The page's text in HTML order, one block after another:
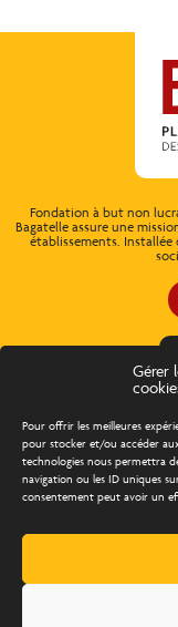
Gérer
Pour offrir les meilleures
pour stocker et/ou accéder
technologies nous permettra
navigation ou les ID uniques
consentement peut avoir un
Fondation à but non
Bagatelle assure une
établissements. Installée
À propos
Découvrir